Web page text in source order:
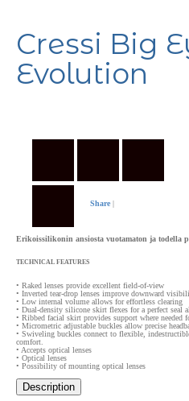
Cressi Big
Evolution
Share |
Erikoissilikonin ansiosta vuotamaton ja todella
TECHNICAL FEATURES
• Raked lenses provide excellent field-of-view
• Inverted tear-drop lenses improve downward
• Low internal volume allows for effortless clearing
• Dual-density silicone skirt flexes for a perfect seal
• Ribbed facial skirt provides support where
• Micrometric adjustable buckles allow precise
• Swiveling buckles connect to flexible,
comfort.
• Accepts optical lenses
• Optical lenses
• Possibility of mounting optical lenses
Description